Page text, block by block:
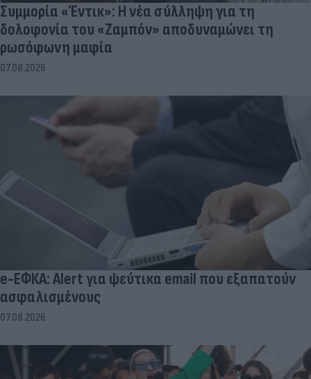
Συμμορία «Έντικ»: Η νέα σύλληψη για τη
δολοφονία του «Ζαμπόν» αποδυναμώνει τη
ρωσόφωνη μαφία
07.08.2026
e-ΕΦΚΑ: Alert για ψεύτικα email που εξαπατούν
ασφαλισμένους
07.08.2026